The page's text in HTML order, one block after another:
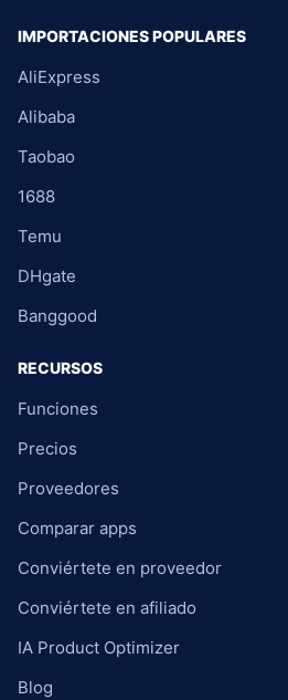
IMPORTACIONES POPULARES
AliExpress
Alibaba
Taobao
1688
Temu
DHgate
Banggood
RECURSOS
Funciones
Precios
Proveedores
Comparar apps
Conviértete en proveedor
Conviértete en afiliado
IA Product Optimizer
Blog